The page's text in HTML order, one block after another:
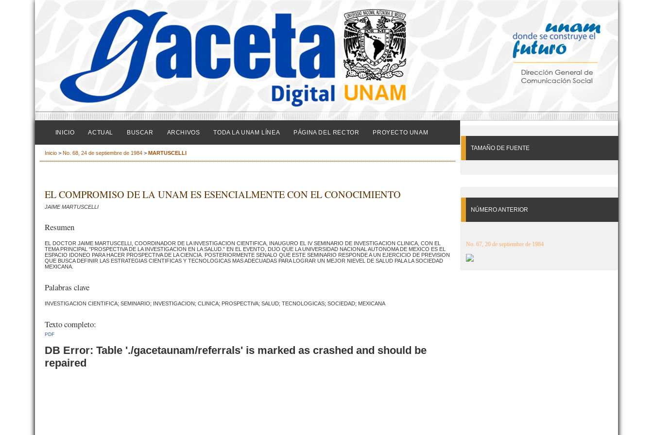
TAMAÑO DE FUENTE
NÚMERO ANTERIOR
No. 67, 20 de septiembre de 1984
INICIO ACTUAL BUSCAR ARCHIVOS TODA LA UNAM LÍNEA PÁGINA DEL RECTOR PROYECTO UNAM
Inicio > No. 68, 24 de septiembre de 1984 > MARTUSCELLI
EL COMPROMISO DE LA UNAM ES ESENCIALMENTE CON EL CONOCIMIENTO
JAIME MARTUSCELLI
Resumen
EL DOCTOR JAIME MARTUSCELLI, COORDINADOR DE LA INVESTIGACION CIENTIFICA, INAUGURO EL IV SEMINARIO DE INVESTIGACION CLINICA, CON EL
TEMA PRINCIPAL "PROSPECTIVA DE LA INVESTIGACION EN LA SALUD." EN EL EVENTO, DIJO QUE LA UNIVERSIDAD NACIONAL AUTONOMA DE MEXICO ES EL
ESPACIO IDONEO PARA HACER PROSPECTIVA DE LA CIENCIA. POSTERIORMENTE SENALO QUE ESTE SEMINARIO RESPONDE A UN EJERCICIO DE PREVISION
QUE BUSCA DEFINIR LAS ESTRATEGIAS CIENTIFICAS Y TECNOLOGICAS MAS ADECUADAS PARA LOGRAR UN MEJOR NIEVEL DE SALUD PALA LA SOCIEDAD
MEXICANA.
Palabras clave
INVESTIGACION CIENTIFICA; SEMINARIO; INVESTIGACION; CLINICA; PROSPECTIVA; SALUD; TECNOLOGICAS; SOCIEDAD; MEXICANA
Texto completo:
PDF
DB Error: Table './gacetaunam/referrals' is marked as crashed and should be
repaired